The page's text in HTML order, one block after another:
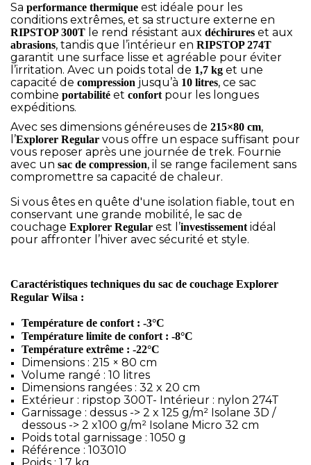
Sa performance thermique est idéale pour les
conditions extrêmes, et sa structure externe en
RIPSTOP 300T le rend résistant aux déchirures et aux
abrasions, tandis que l’intérieur en RIPSTOP 274T
garantit une surface lisse et agréable pour éviter
l’irritation. Avec un poids total de 1,7 kg et une
capacité de compression jusqu’à 10 litres, ce sac
combine portabilité et confortpour les longues
expéditions.
Avec ses dimensions généreuses de 215×80 cm,
l’Explorer Regular vous offre un espace suffisant pour
vous reposer après une journée de trek. Fournie
avec un sac de compression, il se range facilement sans
compromettre sa capacité de chaleur.
Si vous êtes en quête d'une isolation fiable, tout en
conservant une grande mobilité, le sac de
couchage Explorer Regular est l’investissementidéal
pour affronter l’hiver avec sécurité et style.
Caractéristiques techniques du sac de couchage Explorer
Regular Wilsa :
Température de confort : -3°C
Température limite de confort : -8°C
Température extrême : -22°C
Dimensions : 215 × 80 cm
Volume rangé : 10 litres
Dimensions rangées : 32 x 20 cm
Extérieur : ripstop 300T- Intérieur : nylon 274T
Garnissage : dessus -> 2 x 125 g/m² Isolane 3D /
dessous -> 2 x100 g/m² Isolane Micro 32 cm
Poids total garnissage : 1050 g
Référence : 103010